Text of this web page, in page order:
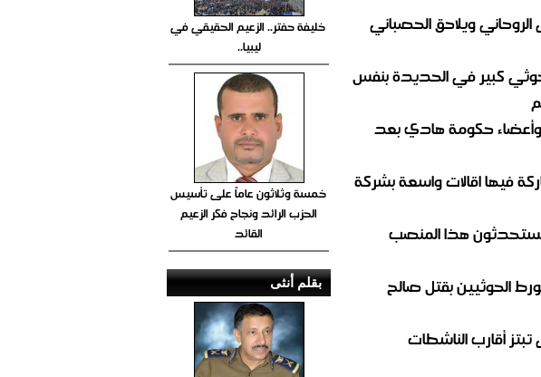
ويلاحق الحصباني
كبير في الحديدة بنفس
وأعضاء حكومة هادي بعد
فيها اقالات واسعة بشركة
يستحدثون هذا المنصب
الحوثيين بقتل صالح
تبتز أقارب الناشطات
خليفة حفتر.. الزعيم الحقيقي في
ليبيا..
خمسة وثلاثون عاماً على تأسيس
الحزب الرائد ونجاح فكر الزعيم
القائد
بقلم أنثى